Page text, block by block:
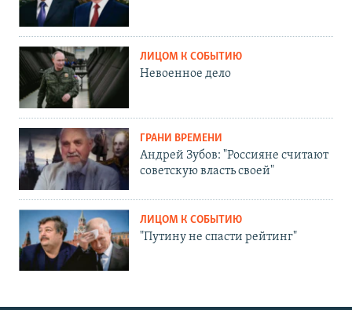
ЛИЦОМ К СОБЫТИЮ
Невоенное дело
ГРАНИ ВРЕМЕНИ
Андрей Зубов: "Россияне считают
советскую власть своей"
ЛИЦОМ К СОБЫТИЮ
"Путину не спасти рейтинг"